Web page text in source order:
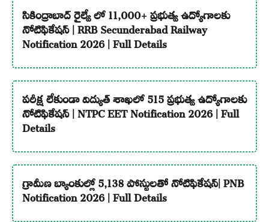
సికింద్రాబాద్ రైల్వే లో 11,000+ ప్రభుత్వ ఉద్యోగాలకు
నోటిఫికేషన్ | RRB Secunderabad Railway
Notification 2026 | Full Details
పరీక్ష లేకుండా విద్యుత్ శాఖలో 515 ప్రభుత్వ ఉద్యోగాలకు
నోటిఫికేషన్ | NTPC EET Notification 2026 | Full
Details
గ్రామీణ బ్యాంకుల్లో 5,138 పోస్టులతో నోటిఫికేషన్| PNB
Notification 2026 | Full Details